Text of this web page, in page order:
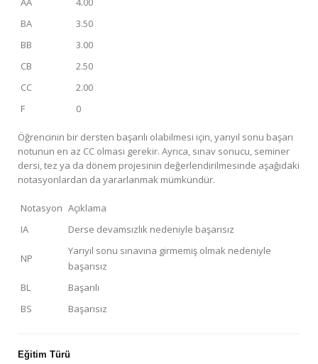
BA
3.50
BB
3.00
CB
2.50
CC
2.00
F
0
Öğrencinin bir dersten başarılı olabilmesi için, yarıyıl sonu başarı
notunun en az CC olması gerekir. Ayrıca, sınav sonucu, seminer
dersi, tez ya da dönem projesinin değerlendirilmesinde aşağıdaki
notasyonlardan da yararlanmak mümkündür.
Notasyon Açıklama
IA
Derse devamsızlık nedeniyle başarısız
NP
Yarıyıl sonu sınavına girmemiş olmak nedeniyle
başarısız
BL
Başarılı
BS
Başarısız
Eğitim Türü